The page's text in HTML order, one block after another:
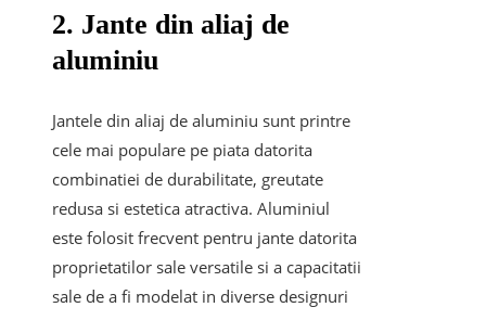
2. Jante din aliaj de
aluminiu
Jantele din aliaj de aluminiu sunt printre
cele mai populare pe piata datorita
combinatiei de durabilitate, greutate
redusa si estetica atractiva. Aluminiul
este folosit frecvent pentru jante datorita
proprietatilor sale versatile si a capacitatii
sale de a fi modelat in diverse designuri